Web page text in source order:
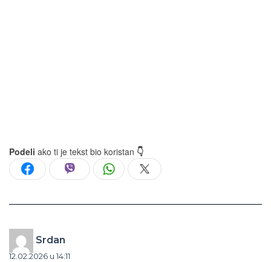
Podeli ako ti je tekst bio koristan 👇
Srdan
12.02.2026 u 14:11